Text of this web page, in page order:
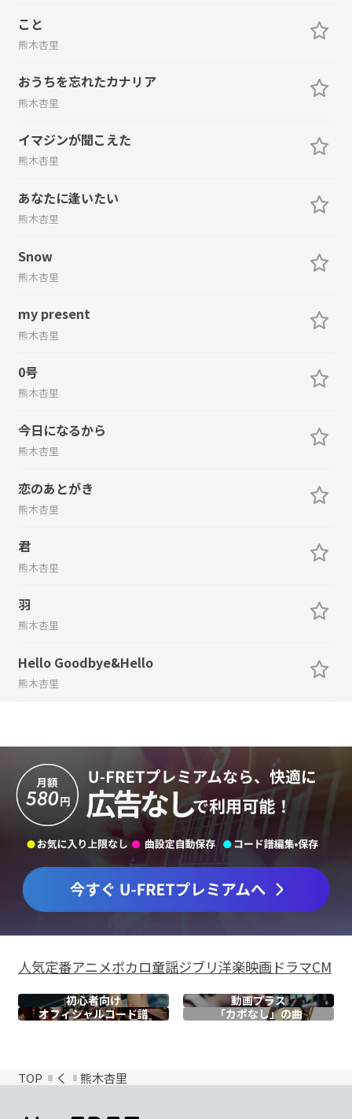
こと
熊木杏里
おうちを忘れたカナリア
熊木杏里
イマジンが聞こえた
熊木杏里
あなたに逢いたい
熊木杏里
Snow
熊木杏里
my present
熊木杏里
0号
熊木杏里
今日になるから
熊木杏里
恋のあとがき
熊木杏里
君
熊木杏里
羽
熊木杏里
Hello Goodbye&Hello
熊木杏里
人気定番アニメボカロ童謡ジブリ洋楽映画ドラマCM
初心者向け
動画プラス
オフィシャルコード譜 「カポなし」の曲
TOP く 熊木杏里